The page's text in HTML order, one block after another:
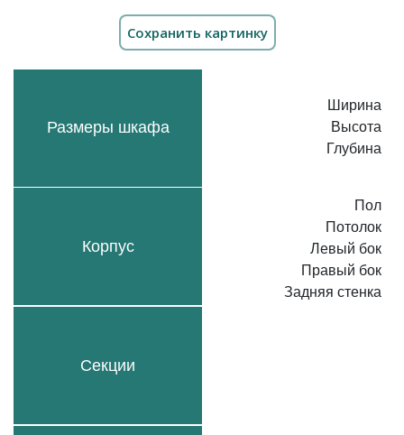
Размеры шкафа
Корпус
Секции
Ширина
Высота
Глубина
Пол
Потолок
Левый бок
Правый бок
Задняя стенка